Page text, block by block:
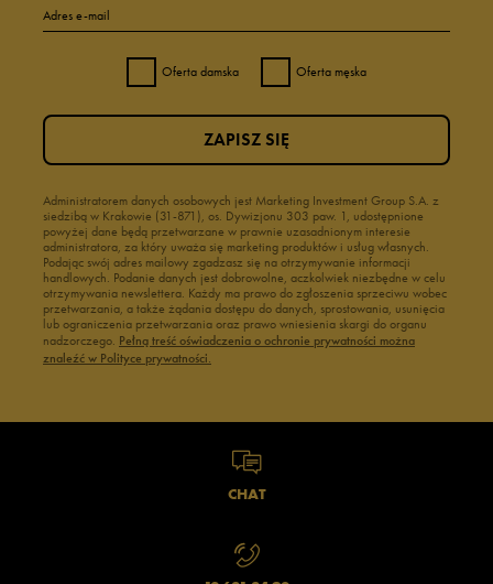
Adres e-mail
Oferta damska Oferta męska
Administratorem danych osobowych jest Marketing Investment Group S.A. z
siedzibą w Krakowie (31-871), os. Dywizjonu 303 paw. 1, udostępnione
powyżej dane będą przetwarzane w prawnie uzasadnionym interesie
administratora, za który uważa się marketing produktów i usług własnych.
Podając swój adres mailowy zgadzasz się na otrzymywanie informacji
handlowych. Podanie danych jest dobrowolne, aczkolwiek niezbędne w celu
otrzymywania newslettera. Każdy ma prawo do zgłoszenia sprzeciwu wobec
przetwarzania, a także żądania dostępu do danych, sprostowania, usunięcia
lub ograniczenia przetwarzania oraz prawo wniesienia skargi do organu
nadzorczego. Pełną treść oświadczenia o ochronie prywatności można
znaleźć w Polityce prywatności.
ZAPISZ SIĘ
CHAT